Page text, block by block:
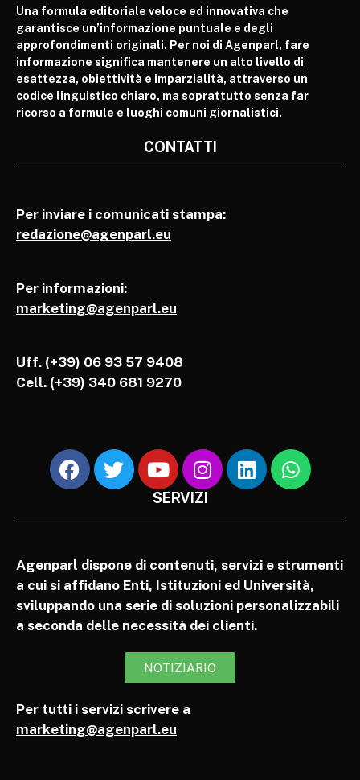
Una formula editoriale veloce ed innovativa che
garantisce un’informazione puntuale e degli
approfondimenti originali. Per noi di Agenparl, fare
informazione significa mantenere un alto livello di
esattezza, obiettività e imparzialità, attraverso un
codice linguistico chiaro, ma soprattutto senza far
ricorso a formule e luoghi comuni giornalistici.
CONTATTI
Per inviare i comunicati stampa:
redazione@agenparl.eu
Per informazioni:
marketing@agenparl.eu
Uff. (+39) 06 93 57 9408
Cell. (+39) 340 681 9270
SERVIZI
Agenparl dispone di contenuti, servizi e strumenti
a cui si affidano Enti, Istituzioni ed Università,
sviluppando una serie di soluzioni personalizzabili
a seconda delle necessità dei clienti.
NOTIZIARIO
Per tutti i servizi scrivere a
marketing@agenparl.eu